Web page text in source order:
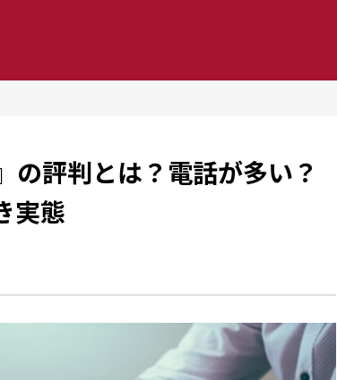
の評判とは？電話が多い？
実態